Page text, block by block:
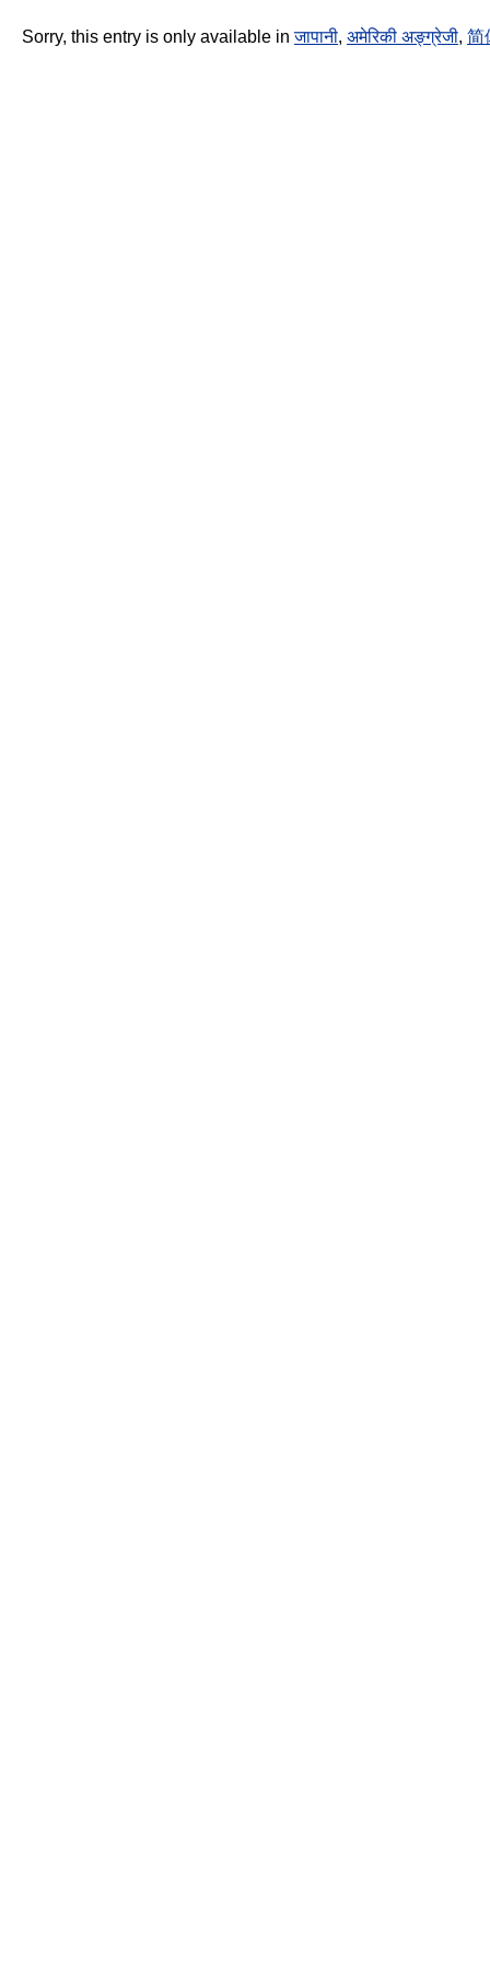
Sorry, this entry is only available inजापानी, अमेरिकी अङ्ग्रेजी, 简